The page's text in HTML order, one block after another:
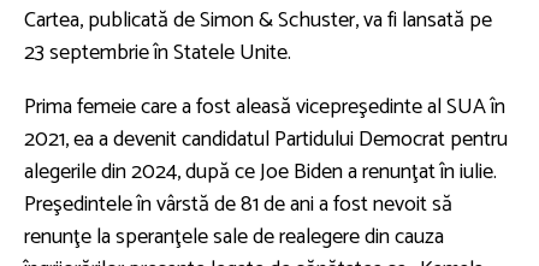
Cartea, publicată de Simon & Schuster, va fi lansată pe
23 septembrie în Statele Unite.
Prima femeie care a fost aleasă vicepreşedinte al SUA în
2021, ea a devenit candidatul Partidului Democrat pentru
alegerile din 2024, după ce Joe Biden a renunţat în iulie.
Preşedintele în vârstă de 81 de ani a fost nevoit să
renunţe la speranţele sale de realegere din cauza